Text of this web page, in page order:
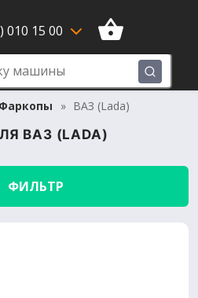
010 15 00
Фаркопы ВАЗ (Lada)
ВАЗ (LADA)
ФИЛЬТР